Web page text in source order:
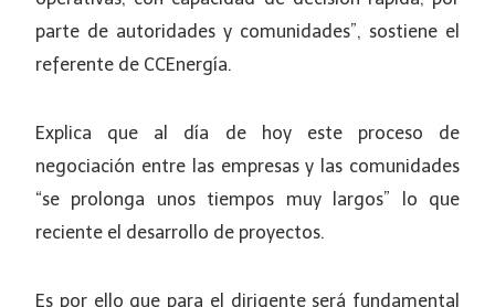
parte de autoridades y comunidades”, sostiene el
referente de CCEnergía.
Explica que al día de hoy este proceso de
negociación entre las empresas y las comunidades
“se prolonga unos tiempos muy largos” lo que
reciente el desarrollo de proyectos.
Es por ello que para el dirigente será fundamental